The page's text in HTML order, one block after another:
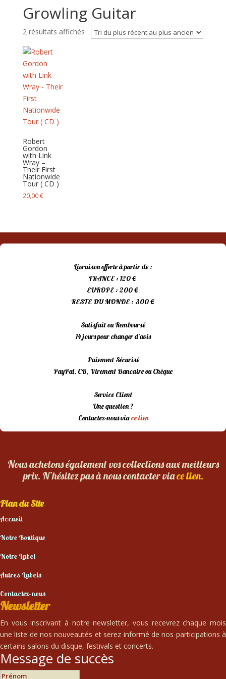
Growling Guitar
2 résultats affichésTrié
Robert
Gordon
with Link
Wray –
Their First
Nationwide
Tour ( CD )
20,00€
Livraison offerte à partir de :
FRANCE : 120 €
EUROPE : 200 €
RESTE DU MONDE : 300 €
Satisfait ou Remboursé
14 jours pour changer d’avis
Paiement Sécurisé
PayPal, CB, Virement Bancaire ou Chèque
Service Client
Une question ?
Contactez-nous viace lien
Nous achetons également vos collections aux meilleurs
prix. N’hésitez pas à nous contacter viace lien.
Plan du Site
Accueil
Notre Boutique
Notre Label
Autres Labels
Contactez-nous
Newsletter
En vous inscrivant à notre newsletter, vous recevrez chaque mois
une liste de nos nouveautés et serez informé de nos participations à
certains salons du disque, festivals et concerts.
Message de succès